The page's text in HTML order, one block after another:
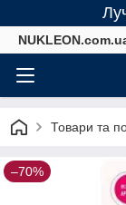
Товари та
–70%